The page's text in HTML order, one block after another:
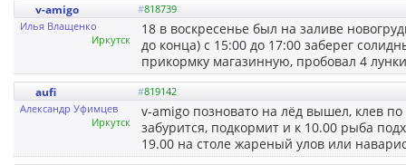
v-amigo #818739
Илья Влащенко
Иркутск
18 в воскресенье был на заливе
до конца) с 15:00 до 17:00 заберег
прикормку магазинную, пробовал 4
aufi #819142
Александр Уфимцев
Иркутск
v-amigo позновато на лёд вышел, клев
забурится, подкормит и к 10.00 рыба
19.00 на столе жареный улов или